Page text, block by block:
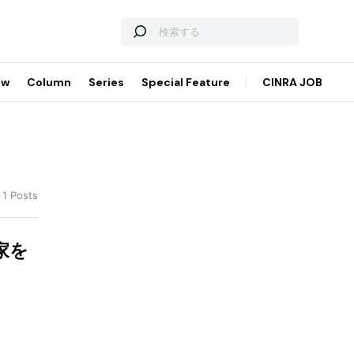
Column Series Special Feature CINRA JOB
Posts
を